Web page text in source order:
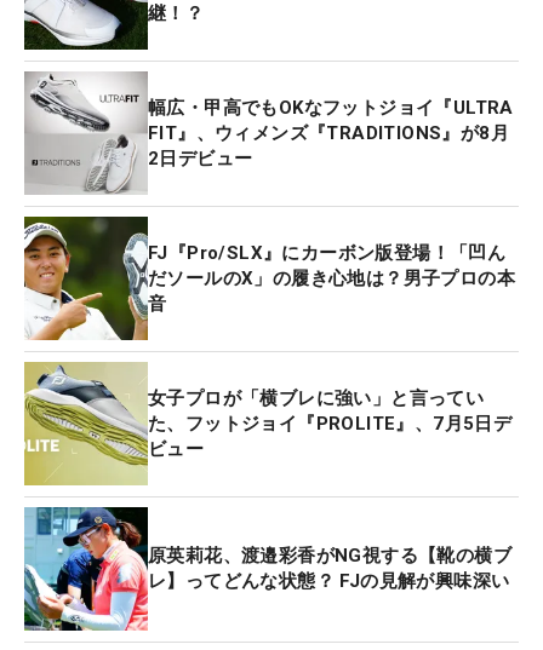
継！？
幅広・甲高でもOKなフットジョイ『ULTRA
FIT』、ウィメンズ『TRADITIONS』が8月
2日デビュー
FJ『Pro/SLX』にカーボン版登場！「凹ん
だソールのX」の履き心地は？男子プロの本
音
女子プロが「横ブレに強い」と言ってい
た、フットジョイ『PROLITE』、7月5日デ
ビュー
原英莉花、渡邉彩香がNG視する【靴の横ブ
レ】ってどんな状態？ FJの見解が興味深い